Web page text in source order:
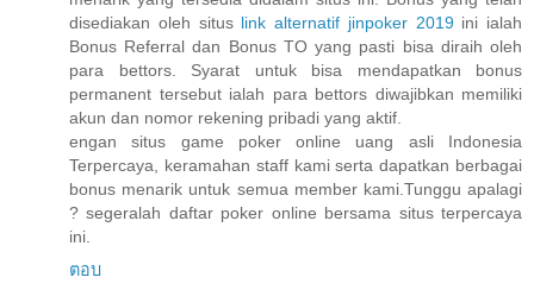
disediakan oleh situs link alternatif jinpoker 2019ini ialah
Bonus Referral dan Bonus TO yang pasti bisa diraih oleh
para bettors. Syarat untuk bisa mendapatkan bonus
permanent tersebut ialah para bettors diwajibkan memiliki
akun dan nomor rekening pribadi yang aktif.
engan situs game poker online uang asli Indonesia
Terpercaya, keramahan staff kami serta dapatkan berbagai
bonus menarik untuk semua member kami.Tunggu apalagi
? segeralah daftar poker online bersama situs terpercaya
ini.
ตอบ